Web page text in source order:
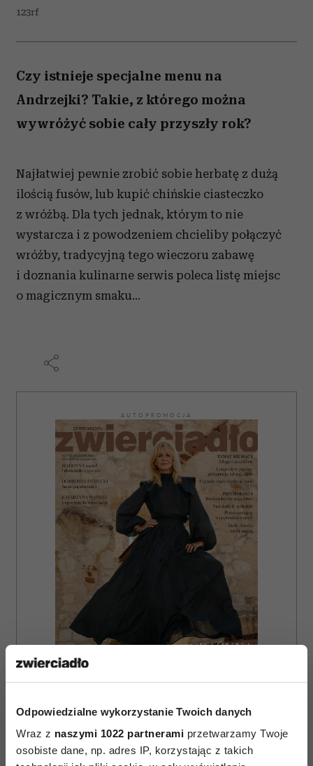
Odpowiedzialne wykorzystanie Twoich danych
Wraz z naszymi 1022 partnerami przetwarzamy Twoje
osobiste dane, np. adres IP, korzystając z takich
123rf
Czy istnieje specjalne menu na
Andrzejki? Takie, z którego można
wywróżyć sobie cały przyszły rok?
Najłatwiej pewnie zrobić sobie herbatę z dużą
ilością fusów, lub kupić chińskie ciasteczko
z wróżbą. Dla tych jednak, którym to nie
wystarcza i z powodzeniem chcieliby połączyć
wróżby, tradycyjną tego wieczoru zabawę
i doznania kulinarne serwis poleca listę miejsc
o magicznym smaku...
AUTOPROMOCJA
E-WYDANIE